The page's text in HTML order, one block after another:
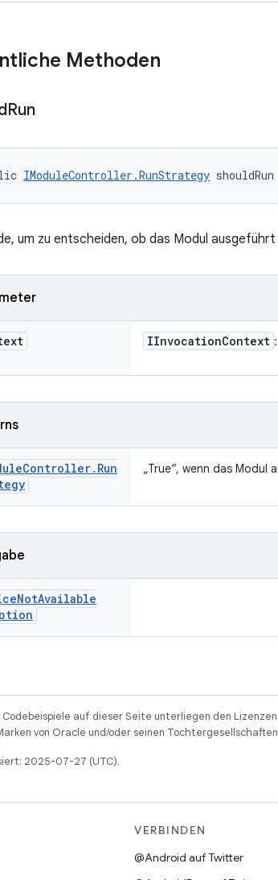
Methoden
Run
IModuleController.RunStrategy
um zu entscheiden, ob das Modul
IInvocationContext :
Controller. Run
„True“, wenn das Modul
NotAvailable
auf dieser Seite unterliegen den
von Oracle und/oder seinen
2025-07-27 (UTC).
VERBINDEN
@Android auf Twitter